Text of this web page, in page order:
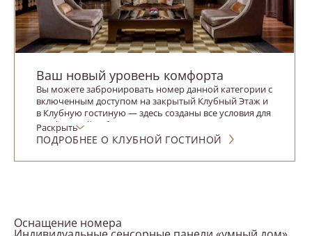
Ваш новый уровень комфорта
Вы можете забронировать номер данной категории с
включенным доступом на закрытый Клубный Этаж и
в Клубную гостиную — здесь созданы все условия для
комфортной работы и приятного отдыха.
Раскрыть
ПОДРОБНЕЕ О КЛУБНОЙ ГОСТИНОЙ
Оснащение номера